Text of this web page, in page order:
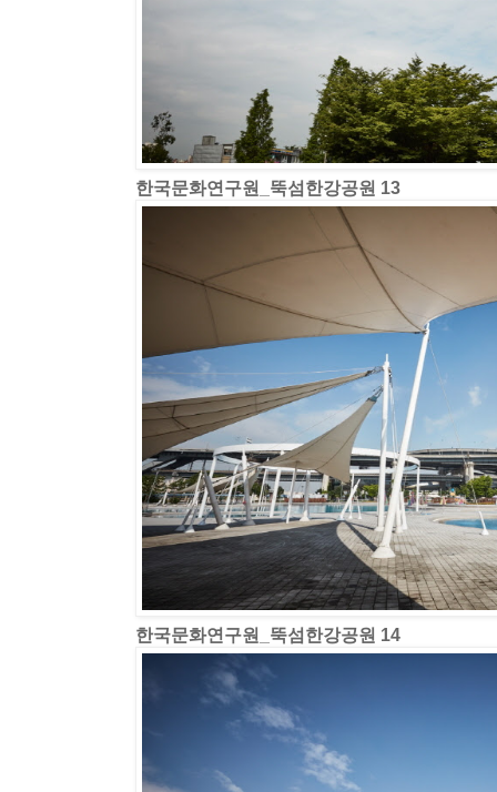
한국문화연구원_뚝섬한강공원 13
한국문화연구원_뚝섬한강공원 14